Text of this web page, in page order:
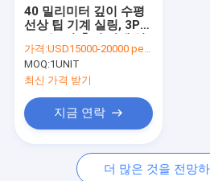
40 밀리미터 깊이 수평
선상 팁 기계 실링, 3PH
링을 미리 만들었습니다
가격:USD15000-20000 per unit
MOQ:1UNIT
최신 가격 받기
지금 연락
더 많은 것을 전망